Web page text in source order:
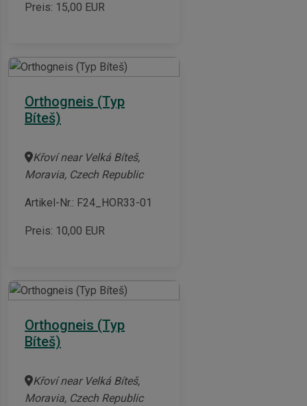
Preis: 15,00 EUR
Orthogneis (Typ
Bíteš)
Křoví near Velká Bíteš,
Moravia, Czech Republic
Artikel-Nr.: F24_HOR33-01
Preis: 10,00 EUR
Orthogneis (Typ
Bíteš)
Křoví near Velká Bíteš,
Moravia, Czech Republic